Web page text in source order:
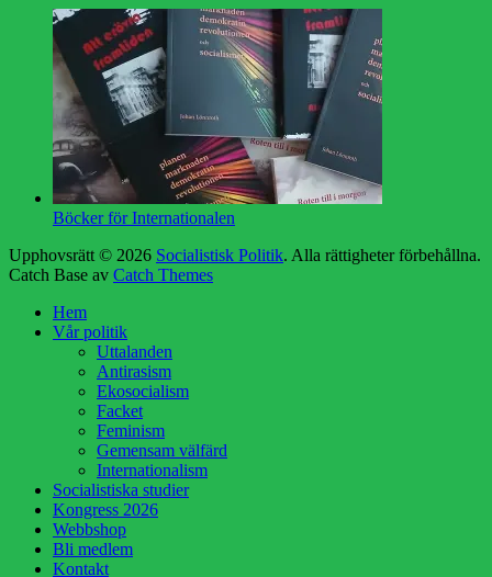
Böcker för Internationalen
Upphovsrätt © 2026 Socialistisk Politik. Alla rättigheter förbehållna.
Catch Base av Catch Themes
Hem
Vår politik
Uttalanden
Antirasism
Ekosocialism
Facket
Feminism
Gemensam välfärd
Internationalism
Socialistiska studier
Kongress 2026
Webbshop
Bli medlem
Kontakt